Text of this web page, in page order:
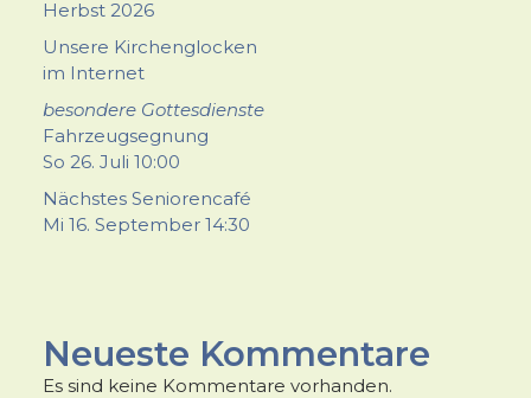
Herbst 2026
Unsere Kirchenglocken
im Internet
besondere Gottesdienste
Fahrzeugsegnung
So 26. Juli 10:00
Nächstes Seniorencafé
Mi 16. September 14:30
Neueste Kommentare
Es sind keine Kommentare vorhanden.